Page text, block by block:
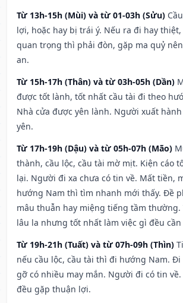
Từ 13h-15h (Mùi) và từ 01-03h (Sửu)
lợi, hoặc hay bị trái ý. Nếu ra đi hay
quan trọng thì phải đòn, gặp ma quỷ
an.
Từ 15h-17h (Thân) và từ 03h-05h (Dần)
được tốt lành, tốt nhất cầu tài đi theo
Nhà cửa được yên lành. Người xuất
yên.
Từ 17h-19h (Dậu) và từ 05h-07h (Mão)
thành, cầu lộc, cầu tài mờ mịt. Kiện cáo
lại. Người đi xa chưa có tin về. Mất tiền,
hướng Nam thì tìm nhanh mới thấy. Đề
mâu thuẫn hay miệng tiếng tầm thường.
lâu la nhưng tốt nhất làm việc gì đều cần
Từ 19h-21h (Tuất) và từ 07h-09h (Thìn)
nếu cầu lộc, cầu tài thì đi hướng Nam. Đi
gỡ có nhiều may mắn. Người đi có tin
đều gặp thuận lợi.